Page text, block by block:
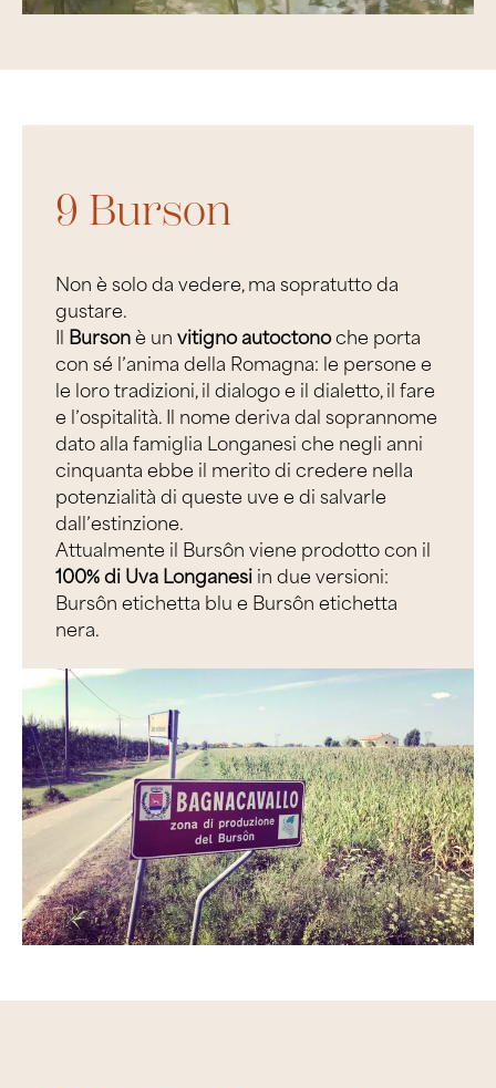
9 Burson
Non è solo da vedere, ma sopratutto da
gustare.
Il Bursonè un vitigno autoctonoche porta
con sé l’anima della Romagna: le persone e
le loro tradizioni, il dialogo e il dialetto, il fare
e l’ospitalità. Il nome deriva dal soprannome
dato alla famiglia Longanesi che negli anni
cinquanta ebbe il merito di credere nella
potenzialità di queste uve e di salvarle
dall’estinzione.
Attualmente il Bursôn viene prodotto con il
100% di Uva Longanesi in due versioni:
Bursôn etichetta blu e Bursôn etichetta
nera.